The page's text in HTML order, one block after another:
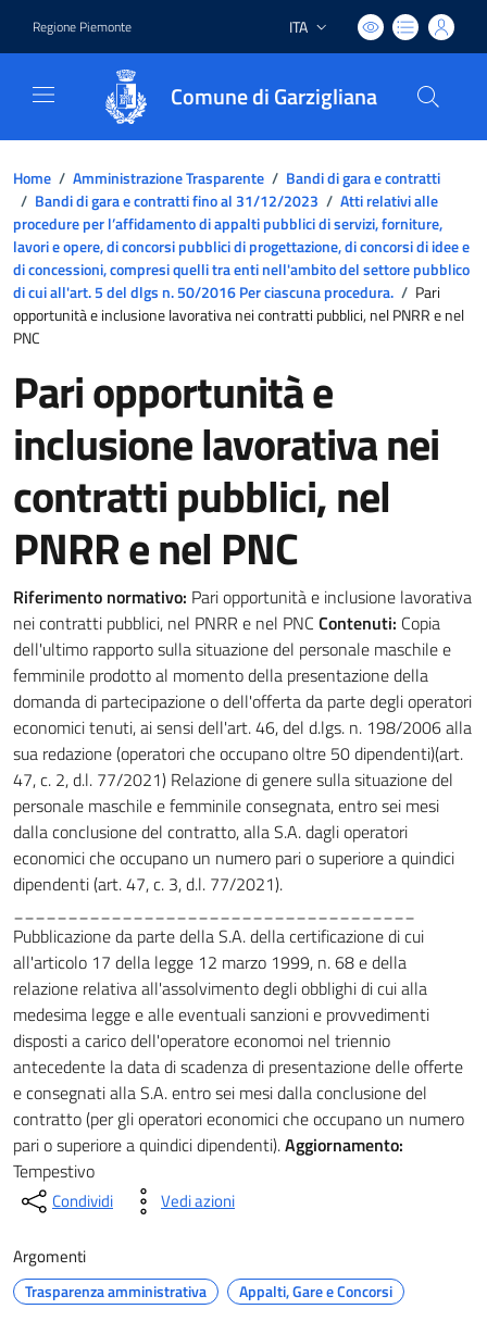
Regione Piemonte Lingua attiva:
ITA
Comune di Garzigliana
Home / Amministrazione Trasparente / Bandi di gara e contratti
/ Bandi di gara e contratti fino al 31/12/2023 / Atti relativi alle
procedure per l’affidamento di appalti pubblici di servizi, forniture,
lavori e opere, di concorsi pubblici di progettazione, di concorsi di idee e
di concessioni, compresi quelli tra enti nell'ambito del settore pubblico
di cui all'art. 5 del dlgs n. 50/2016 Per ciascuna procedura. / Pari
opportunità e inclusione lavorativa nei contratti pubblici, nel PNRR e nel
PNC
Pari opportunità e
inclusione lavorativa nei
contratti pubblici, nel
PNRR e nel PNC
Riferimento normativo: Pari opportunità e inclusione lavorativa
nei contratti pubblici, nel PNRR e nel PNC Contenuti: Copia
dell'ultimo rapporto sulla situazione del personale maschile e
femminile prodotto al momento della presentazione della
domanda di partecipazione o dell'offerta da parte degli operatori
economici tenuti, ai sensi dell'art. 46, del d.lgs. n. 198/2006 alla
sua redazione (operatori che occupano oltre 50 dipendenti)(art.
47, c. 2, d.l. 77/2021) Relazione di genere sulla situazione del
personale maschile e femminile consegnata, entro sei mesi
dalla conclusione del contratto, alla S.A. dagli operatori
economici che occupano un numero pari o superiore a quindici
dipendenti (art. 47, c. 3, d.l. 77/2021).
Pubblicazione da parte della S.A. della certificazione di cui
all'articolo 17 della legge 12 marzo 1999, n. 68 e della
relazione relativa all'assolvimento degli obblighi di cui alla
medesima legge e alle eventuali sanzioni e provvedimenti
disposti a carico dell'operatore economoi nel triennio
antecedente la data di scadenza di presentazione delle offerte
e consegnati alla S.A. entro sei mesi dalla conclusione del
contratto (per gli operatori economici che occupano un numero
pari o superiore a quindici dipendenti).Aggiornamento:
Tempestivo
Condividi Vedi azioni
Argomenti
Trasparenza amministrativa Appalti, Gare e Concorsi